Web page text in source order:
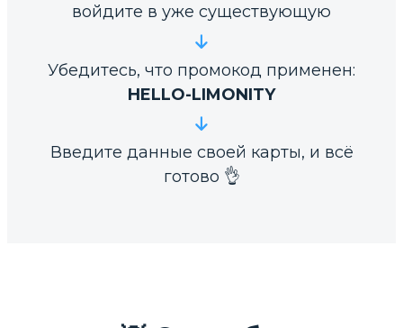
войдите в уже существующую
Убедитесь, что промокод применен:
HELLO-LIMONITY
Введите данные своей карты, и всё
готово 👌